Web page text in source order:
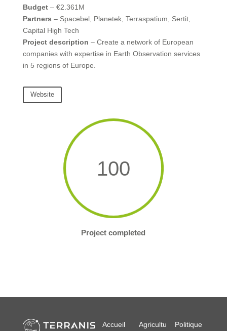
Budget– €2.361M
Partners – Spacebel, Planetek, Terraspatium, Sertit,
Capital High Tech
Project description – Create a network of European
companies with expertise in Earth Observation services
in 5 regions of Europe.
Website
100
Project completed
Accueil
Agricultu
Politique